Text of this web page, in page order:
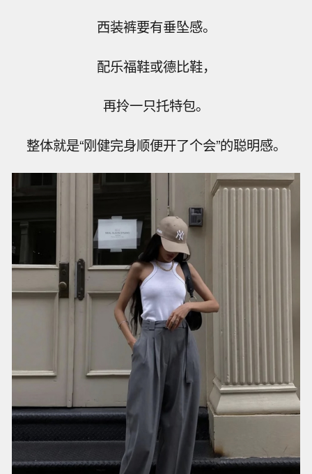
西装裤要有垂坠感。
配乐福鞋或德比鞋，
再拎一只托特包。
整体就是“刚健完身顺便开了个会”的聪明感。